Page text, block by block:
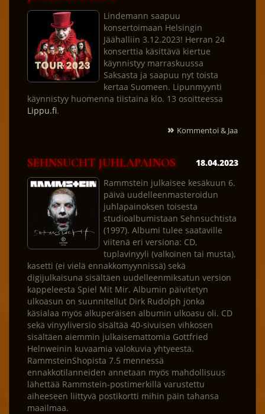
Lindemann saapuu
konsertoimaan Helsingin
Jäähalliin 3.12.2023! Herran 24
konserttia käsittävä kiertue
käynnistyy marraskuussa
Saksasta ja saapuu nyt toista
kertaa Suomeen. Lipunmyynti
käynnistyy huomenna tiistaina klo. 13 osoitteessa
Lippu.fi.
» Kommentoi & Jaa
SEHNSUCHT JUHLAPAINOS
18.04.2023
Rammstein julkaisee kesäkuun 6.
päivä uudelleenmasteroidun
juhlapainoksen toisesta
studioalbumistaan Sehnsuchtista
(1997). Albumi tulee saataville
viitenä eri versiona: CD,
tuplavinyyli (valkoinen tai musta),
kasetti (ei vielä ennakkomyynnissä) sekä
digijulkaisuna sisältäen uudelleenmiksatun version
kappeleesta Spiel Mit Mir. Albumin päivitetyn
ulkoasun on suunnitellut Dirk Rudolph jonka
käsialaa myös alkuperäisen albumin ulkoasu oli. CD
sekä vinyyliversio sisältää 40-sivuisen vihkosen
sisältäen aiemmin julkaisemattomia Gottfried
Helnweinin kuvaamia valokuvia yhtyeestä.
RammsteinShopista 7.5 mennessä
ennakkotilanneiden annetaan myös mahdollisuus
lähettää Rammstein-postimerkillä varustettu
aiheeseen liittyvä postikortti mihin päin tahansa
maailmaa.